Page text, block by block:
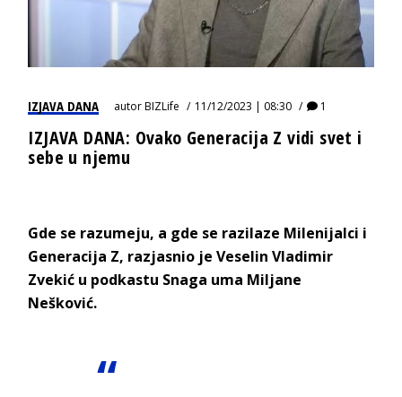
IZJAVA DANA autorBIZLife 11/12/2023 | 08:30 1
IZJAVA DANA: Ovako Generacija Z vidi svet i
sebe u njemu
Gde se razumeju, a gde se razilaze Milenijalci i
Generacija Z, razjasnio je Veselin Vladimir
Zvekić u podkastu Snaga uma Miljane
Nešković.